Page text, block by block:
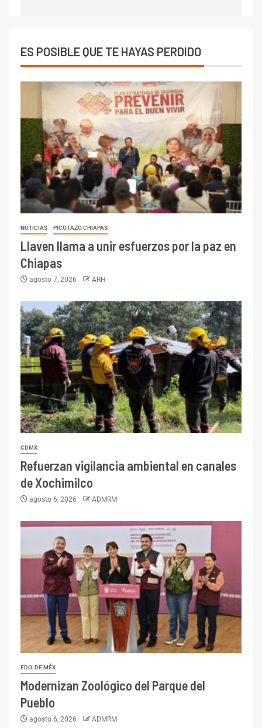
ES POSIBLE QUE TE HAYAS PERDIDO
NOTICIAS PICOTAZO CHIAPAS
Llaven llama a unir esfuerzos por la paz en
Chiapas
agosto 7, 2026 ARH
CDMX
Refuerzan vigilancia ambiental en canales
de Xochimilco
agosto 6, 2026 ADMRM
EDO. DE MÉX
Modernizan Zoológico del Parque del
Pueblo
agosto 6, 2026 ADMRM